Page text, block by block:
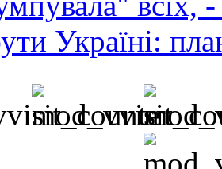
Україні: